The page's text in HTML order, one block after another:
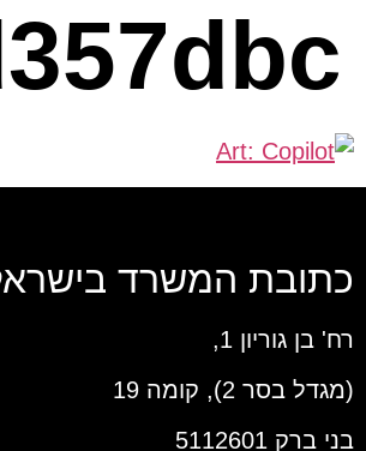
כתובת המשרד
רח' בן גוריון 1,
(מגדל בסר 2), קומה 19
בני ברק 5112601